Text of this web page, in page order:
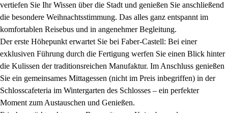
vertiefen Sie Ihr Wissen über die Stadt und genießen Sie anschließend
die besondere Weihnachtsstimmung. Das alles ganz entspannt im
komfortablen Reisebus und in angenehmer Begleitung.
Der erste Höhepunkt erwartet Sie bei Faber-Castell: Bei einer
exklusiven Führung durch die Fertigung werfen Sie einen Blick hinter
die Kulissen der traditionsreichen Manufaktur. Im Anschluss genießen
Sie ein gemeinsames Mittagessen (nicht im Preis inbegriffen) in der
Schlosscafeteria im Wintergarten des Schlosses – ein perfekter
Moment zum Austauschen und Genießen.